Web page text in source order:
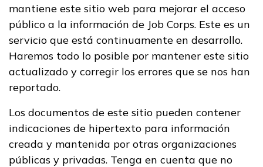
mantiene este sitio web para mejorar el acceso
público a la información de Job Corps. Este es un
servicio que está continuamente en desarrollo.
Haremos todo lo posible por mantener este sitio
actualizado y corregir los errores que se nos han
reportado.
Los documentos de este sitio pueden contener
indicaciones de hipertexto para información
creada y mantenida por otras organizaciones
públicas y privadas. Tenga en cuenta que no